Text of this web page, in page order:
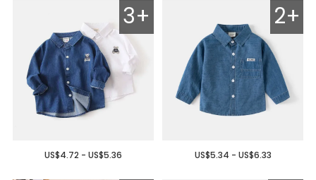
2+
US$5.34 - US$6.33
3+
US$4.72 - US$5.36